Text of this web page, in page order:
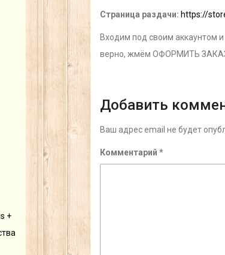
+
Страница раздачи: https://
Входим под своим аккаунтом и
верно, жмём ОФОРМИТЬ
Добавить
Ваш адрес email не будет
Комментарий*